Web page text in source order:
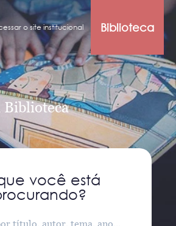
o site institucional Biblioteca
você está